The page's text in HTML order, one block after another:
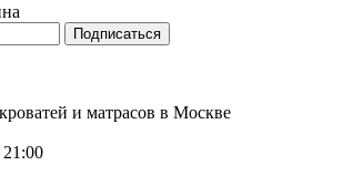
и матрасов в Москве